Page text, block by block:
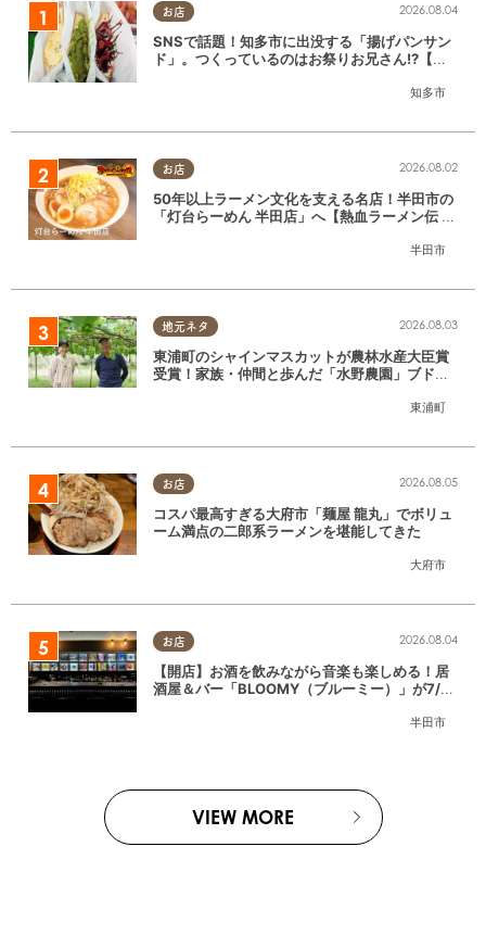
お店
知多市
2026.08.04
SNSで話題！知多市に出没する「揚げパンサン
ド」。つくっているのはお祭りお兄さん!?【ち
お店
半田市
2026.08.02
50年以上ラーメン文化を支える名店！半田市の
「灯台らーめん 半田店」へ【熱血ラーメン伝 8
地元ネタ
東浦町
2026.08.03
東浦町のシャインマスカットが農林水産大臣賞
受賞！家族・仲間と歩んだ「水野農園」ブドウ
お店
大府市
2026.08.05
コスパ最高すぎる大府市「麺屋 龍丸」でボリュ
ーム満点の二郎系ラーメンを堪能してきた
お店
半田市
2026.08.04
【開店】お酒を飲みながら音楽も楽しめる！居
酒屋＆バー「BLOOMY（ブルーミー）」が7/3
VIEW MORE